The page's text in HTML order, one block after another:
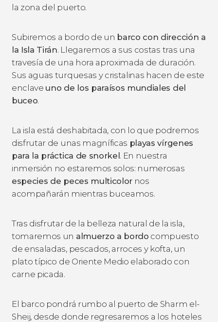
la zona del puerto.
Subiremos a bordo de un barco con dirección a
la Isla Tirán. Llegaremos a sus costas tras una
travesía de una hora aproximada de duración.
Sus aguas turquesas y cristalinas hacen de este
enclave uno de los paraísos mundiales del
buceo.
La isla está deshabitada, con lo que podremos
disfrutar de unas magníficas playas vírgenes
para la práctica de snorkel. En nuestra
inmersión no estaremos solos: numerosas
especies de peces multicolor nos
acompañarán mientras buceamos.
Tras disfrutar de la belleza natural de la isla,
tomaremos un almuerzo a bordo compuesto
de ensaladas, pescados, arroces y kofta, un
plato típico de Oriente Medio elaborado con
carne picada.
El barco pondrá rumbo al puerto de Sharm el-
Sheij, desde donde regresaremos a los hoteles